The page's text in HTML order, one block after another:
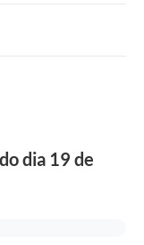
dia 19 de